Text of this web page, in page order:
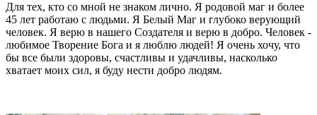
Для тех, кто со мной не знаком лично. Я родовой маг и более
45 лет работаю с людьми. Я Белый Маг и глубоко верующий
человек. Я верю в нашего Создателя и верю в добро. Человек -
любимое Творение Бога и я люблю людей! Я очень хочу, что
бы все были здоровы, счастливы и удачливы, насколько
хватает моих сил, я буду нести добро людям.